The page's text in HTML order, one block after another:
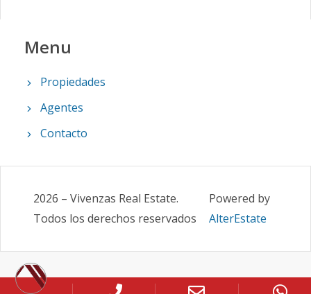
Menu
Propiedades
Agentes
Contacto
2026 – Vivenzas Real Estate.
Todos los derechos reservados
Powered by
AlterEstate